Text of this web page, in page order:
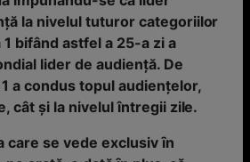
la nivelul tuturor categoriilor
bifând astfel a 25-a zi a
lider de audienţă. De
a condus topul audienţelor,
cât şi la nivelul întregii zile.
care se vede exclusiv ȋn